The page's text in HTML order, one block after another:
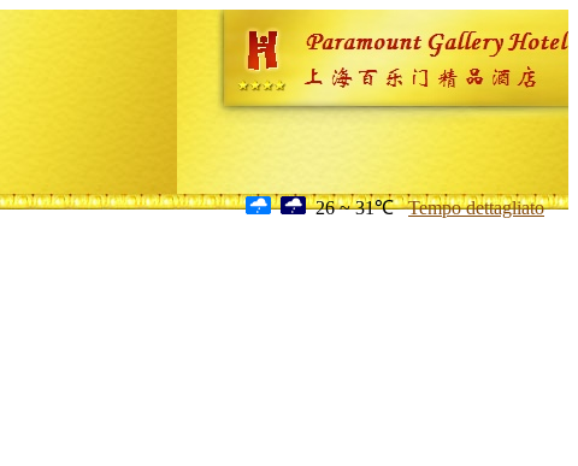
26 ~ 31℃ Tempo dettagliato